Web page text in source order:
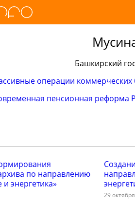
Башкирский
операции коммерческих
пенсионная реформа
по направлению
энергетика»
29